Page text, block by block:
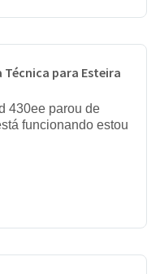
Técnica para Esteira
430ee parou de
funcionando estou